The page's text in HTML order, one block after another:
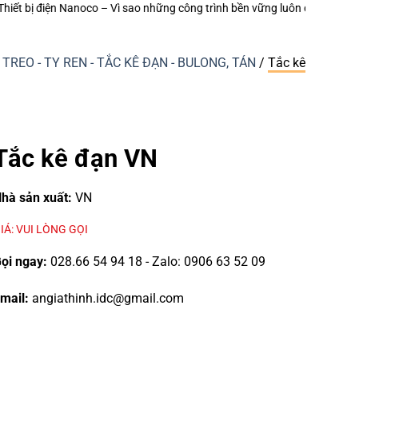
những công trình bền vững luôn chú trọng từng thiết bị điện nhỏ?
- TY REN - TẮC KÊ ĐẠN - BULONG, TÁN / Tắc kê
kê đạn VN
sản xuất: VN
VUI LÒNG GỌI
ngay: 028.66 54 94 18 - Zalo: 0906 63 52 09
angiathinh.idc@gmail.com